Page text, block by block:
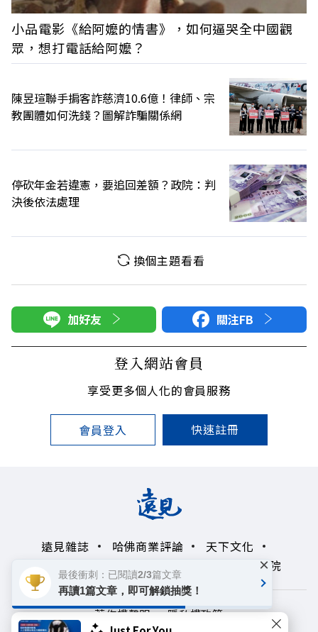
小品電影《給阿嬤的情書》，如何逼哭全中國觀
眾，想打電話給阿嬤？
陳昱瑄聯手掮客詐慈濟10.6億！律師、宗
教團體如何洗錢？圖解詐騙關係網
停砍年金若違憲，要追回差額？政院：判
決後依法處理
換個主題看看
加好友 關注FB
登入網站會員
享受更多個人化的會員服務
會員登入 快速註冊
遠見雜誌 哈佛商業評論
天下文化
未來親子學習平台
50+ 領導影響力學院
著作權聲明 隱私權政策
最後衝刺：已閱讀2/3篇文章
再讀1篇文章，即可解鎖抽獎！
×